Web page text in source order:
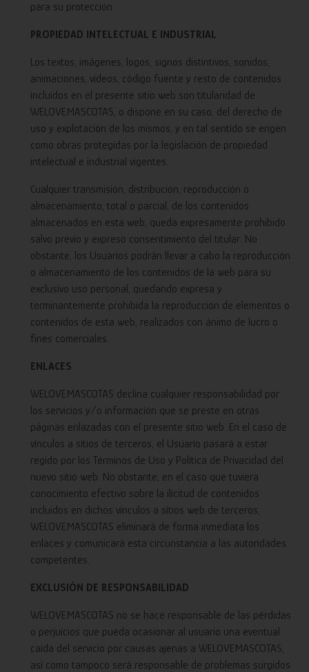
para su protección.
PROPIEDAD INTELECTUAL E INDUSTRIAL
Los textos, imágenes, logos, signos distintivos, sonidos,
animaciones, vídeos, código fuente y resto de contenidos
incluidos en el presente sitio web son titularidad de
WELOVEMASCOTAS, o dispone en su caso, del derecho de
uso y explotación de los mismos, y en tal sentido se erigen
como obras protegidas por la legislación de propiedad
intelectual e industrial vigentes.
Cualquier transmisión, distribución, reproducción o
almacenamiento, total o parcial, de los contenidos
almacenados en esta web, queda expresamente prohibido
salvo previo y expreso consentimiento del titular. No
obstante, los Usuarios podrán llevar a cabo la reproducción
o almacenamiento de los contenidos de la web para su
exclusivo uso personal, quedando expresa y
terminantemente prohibida la reproducción de elementos o
contenidos de esta web, realizados con ánimo de lucro o
fines comerciales.
ENLACES
WELOVEMASCOTAS declina cualquier responsabilidad por
los servicios y/o información que se preste en otras
páginas enlazadas con el presente sitio web. En el caso de
vínculos a sitios de terceros, el Usuario pasará a estar
regido por los Términos de Uso y Política de Privacidad del
nuevo sitio web. No obstante, en el caso que tuviera
conocimiento efectivo sobre la ilicitud de contenidos
incluidos en dichos vínculos a sitios web de terceros,
WELOVEMASCOTAS eliminará de forma inmediata los
enlaces y comunicará esta circunstancia a las autoridades
competentes.
EXCLUSIÓN DE RESPONSABILIDAD
WELOVEMASCOTAS no se hace responsable de las pérdidas
o perjuicios que pueda ocasionar al usuario una eventual
caída del servicio por causas ajenas a WELOVEMASCOTAS,
así como tampoco será responsable de problemas surgidos